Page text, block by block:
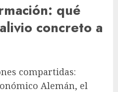
qué
concreto a
compartidas:
Alemán, el